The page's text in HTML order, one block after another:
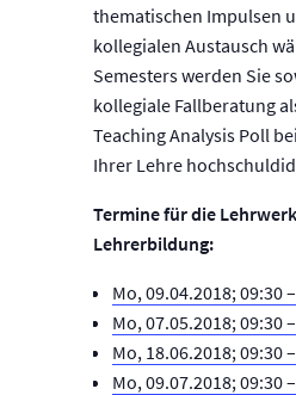
thematischen Impulsen
kollegialen Austausch
Semesters werden Sie
kollegiale Fallberatung
Teaching Analysis Poll
Ihrer Lehre
Termine für die
Lehrerbildung:
Mo, 09.04.2018; 09:30
Mo, 07.05.2018; 09:30
Mo, 18.06.2018; 09:30
Mo, 09.07.2018; 09:30